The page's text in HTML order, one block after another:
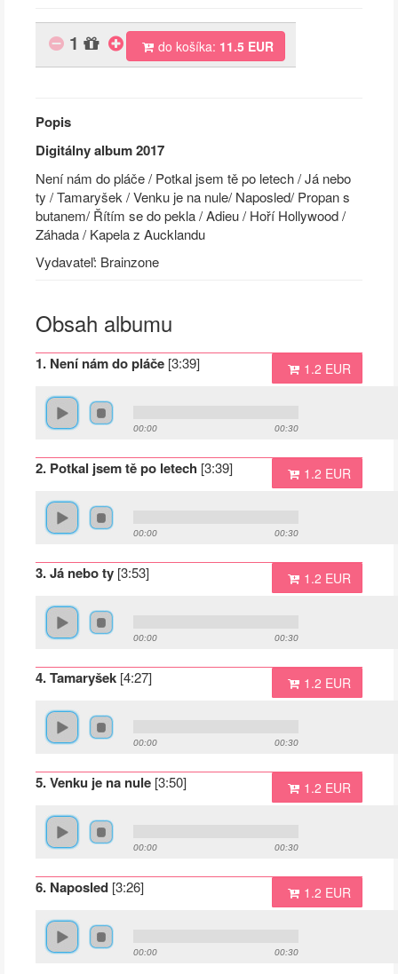
1 do košíka: 11.5 EUR
Popis
Digitálny album2017
Není nám do pláče / Potkal jsem tě po letech / Já nebo
ty / Tamaryšek / Venku je na nule/ Naposled/ Propan s
butanem/ Řítím se do pekla / Adieu / Hoří Hollywood /
Záhada / Kapela z Aucklandu
Vydavateľ: Brainzone
Obsah albumu
1. Není nám do pláče [3:39] 1.2 EUR
00:00 00:30
2. Potkal jsem tě po letech [3:39] 1.2 EUR
00:00 00:30
3. Já nebo ty [3:53] 1.2 EUR
00:00 00:30
4. Tamaryšek [4:27] 1.2 EUR
00:00 00:30
5. Venku je na nule [3:50] 1.2 EUR
00:00 00:30
6. Naposled [3:26] 1.2 EUR
00:00 00:30